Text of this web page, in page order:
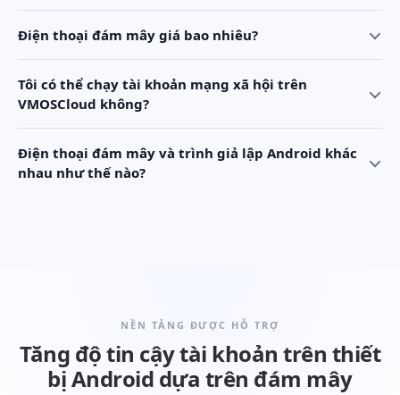
Điện thoại đám mây giá bao nhiêu?
Tôi có thể chạy tài khoản mạng xã hội trên
VMOSCloud không?
Điện thoại đám mây và trình giả lập Android khác
nhau như thế nào?
NỀN TẢNG ĐƯỢC HỖ TRỢ
Tăng độ tin cậy tài khoản trên thiết
bị Android dựa trên đám mây